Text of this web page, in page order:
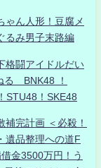
ん人形！豆腐メ
るみ男子末路編
闘アイドルだい
る BNK48 ！
STU48！SKE48
完計画 ＜必殺！
遺品整理への道F
金3500万円！う